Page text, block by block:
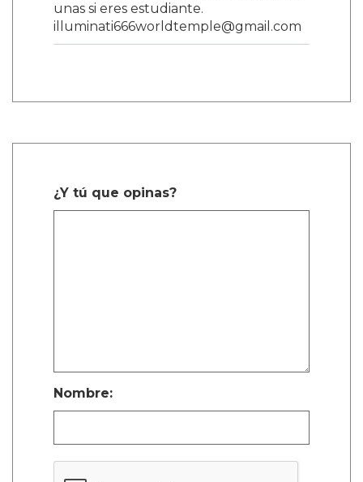
unas si eres estudiante.
illuminati666worldtemple@gmail.com
¿Y tú que opinas?
Nombre: